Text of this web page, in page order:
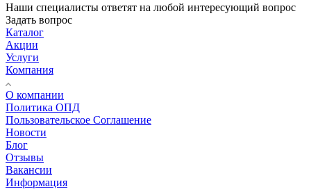
Наши специалисты ответят на любой интересующий вопрос
Задать вопрос
Каталог
Акции
Услуги
Компания
О компании
Политика ОПД
Пользовательское Соглашение
Новости
Блог
Отзывы
Вакансии
Информация